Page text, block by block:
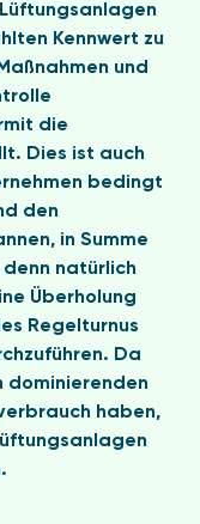
Kennwert zu
und
die
Dies ist auch
bedingt
den
in Summe
natürlich
Überholung
Regelturnus
Da
dominierenden
haben,